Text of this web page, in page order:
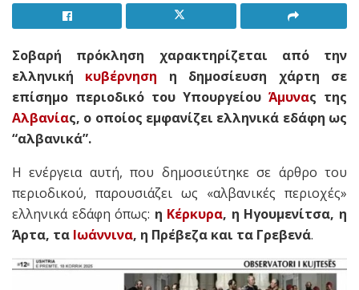
Σοβαρή πρόκληση χαρακτηρίζεται από την
ελληνική κυβέρνηση η δημοσίευση χάρτη σε
επίσημο περιοδικό του Υπουργείου Άμυνας της
Αλβανίας, ο οποίος εμφανίζει ελληνικά εδάφη ως
“αλβανικά”.
Η ενέργεια αυτή, που δημοσιεύτηκε σε άρθρο του
περιοδικού, παρουσιάζει ως «αλβανικές περιοχές»
ελληνικά εδάφη όπως: η Κέρκυρα, η Ηγουμενίτσα, η
Άρτα, τα Ιωάννινα, η Πρέβεζα και τα Γρεβενά.